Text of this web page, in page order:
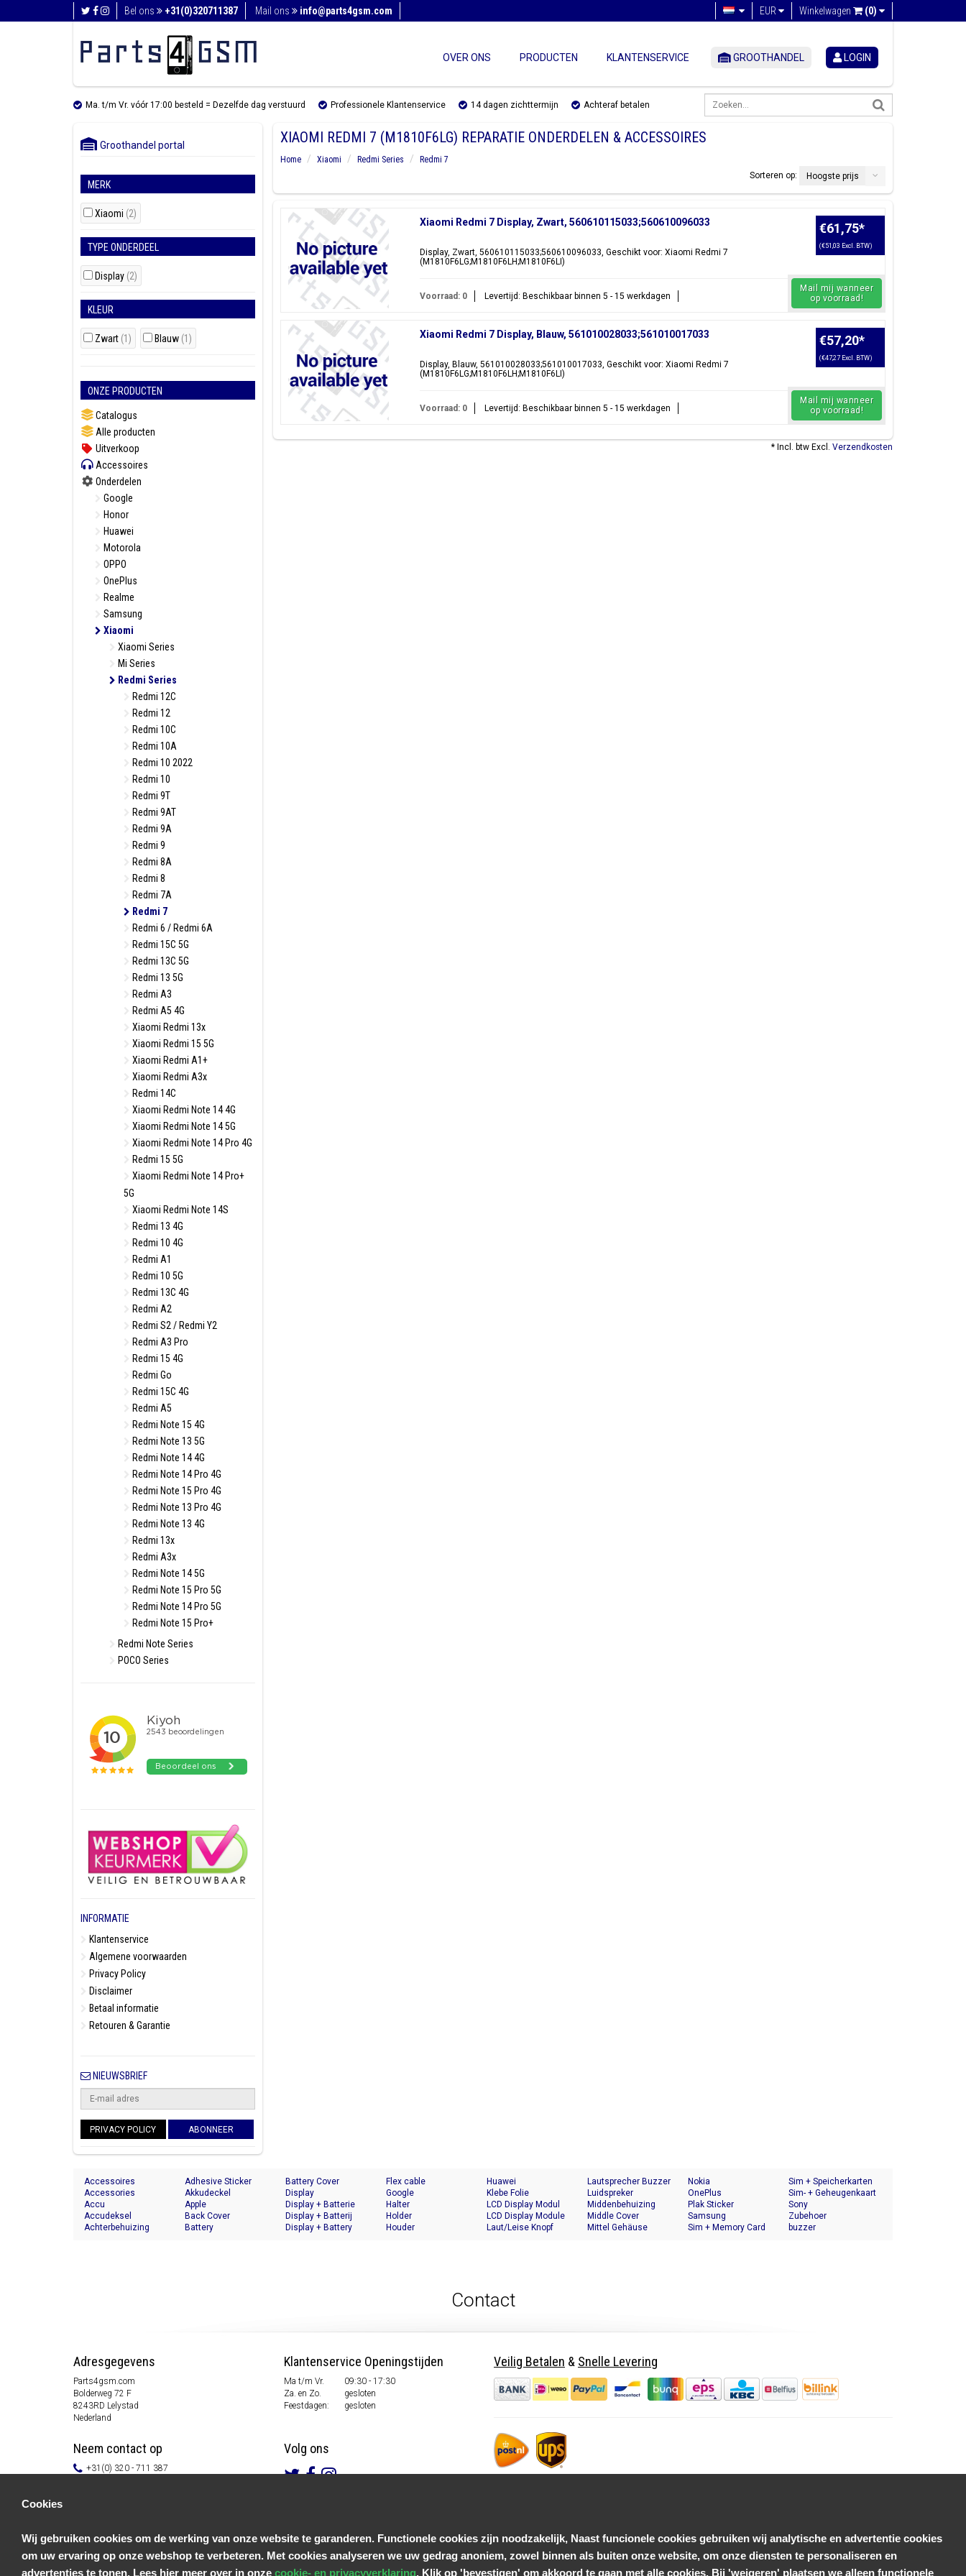
Bel ons +31(0)320711387 Mail ons info@parts4gsm.com Winkelwagen (0)
EUR
OVER ONS PRODUCTEN KLANTENSERVICE GROOTHANDEL LOGIN
Ma. t/m Vr. vóór 17:00 besteld = Dezelfde dag verstuurd Professionele Klantenservice 14 dagen zichttermijn Achteraf betalen
Groothandel portal
MERK
Xiaomi (2)
TYPE ONDERDEEL
Display (2)
KLEUR
Zwart (1) Blauw (1)
ONZE PRODUCTEN
Catalogus
Alle producten
Uitverkoop
Accessoires
Onderdelen
Google
Honor
Huawei
Motorola
OPPO
OnePlus
Realme
Samsung
Xiaomi
Xiaomi Series
Mi Series
Redmi Series
Redmi 12C
Redmi 12
Redmi 10C
Redmi 10A
Redmi 10 2022
Redmi 10
Redmi 9T
Redmi 9AT
Redmi 9A
Redmi 9
Redmi 8A
Redmi 8
Redmi 7A
Redmi 7
Redmi 6 / Redmi 6A
Redmi 15C 5G
Redmi 13C 5G
Redmi 13 5G
Redmi A3
Redmi A5 4G
Xiaomi Redmi 13x
Xiaomi Redmi 15 5G
Xiaomi Redmi A1+
Xiaomi Redmi A3x
Redmi 14C
Xiaomi Redmi Note 14 4G
Xiaomi Redmi Note 14 5G
Xiaomi Redmi Note 14 Pro 4G
Redmi 15 5G
Xiaomi Redmi Note 14 Pro+
5G
Xiaomi Redmi Note 14S
Redmi 13 4G
Redmi 10 4G
Redmi A1
Redmi 10 5G
Redmi 13C 4G
Redmi A2
Redmi S2 / Redmi Y2
Redmi A3 Pro
Redmi 15 4G
Redmi Go
Redmi 15C 4G
Redmi A5
Redmi Note 15 4G
Redmi Note 13 5G
Redmi Note 14 4G
Redmi Note 14 Pro 4G
Redmi Note 15 Pro 4G
Redmi Note 13 Pro 4G
Redmi Note 13 4G
Redmi 13x
Redmi A3x
Redmi Note 14 5G
Redmi Note 15 Pro 5G
Redmi Note 14 Pro 5G
Redmi Note 15 Pro+
Redmi Note Series
POCO Series
INFORMATIE
Klantenservice
Algemene voorwaarden
Privacy Policy
Disclaimer
Betaal informatie
Retouren & Garantie
NIEUWSBRIEF
PRIVACY POLICY ABONNEER
XIAOMI REDMI 7 (M1810F6LG) REPARATIE ONDERDELEN & ACCESSOIRES
Home Xiaomi Redmi Series
Redmi 7
Sorteren op:
Hoogste prijs
Xiaomi Redmi 7 Display, Zwart, 560610115033;560610096033
Display, Zwart, 560610115033;560610096033, Geschikt voor: Xiaomi Redmi 7
(M1810F6LG;M1810F6LH;M1810F6LI)
€61,75*
(€51,03 Excl. BTW)
Voorraad: 0 Levertijd: Beschikbaar binnen 5 - 15 werkdagen
Mail mij wanneer
op voorraad!
Xiaomi Redmi 7 Display, Blauw, 561010028033;561010017033
Display, Blauw, 561010028033;561010017033, Geschikt voor: Xiaomi Redmi 7
(M1810F6LG;M1810F6LH;M1810F6LI)
€57,20*
(€47,27 Excl. BTW)
Voorraad: 0 Levertijd: Beschikbaar binnen 5 - 15 werkdagen
Mail mij wanneer
op voorraad!
* Incl. btw Excl. Verzendkosten
Accessoires
Accessories
Accu
Accudeksel
Achterbehuizing
Adhesive Sticker
Akkudeckel
Apple
Back Cover
Battery
Battery Cover
Display
Display + Batterie
Display + Batterij
Display + Battery
Flex cable
Google
Halter
Holder
Houder
Huawei
Klebe Folie
LCD Display Modul
LCD Display Module
Laut/Leise Knopf
Lautsprecher Buzzer
Luidspreker
Middenbehuizing
Middle Cover
Mittel Gehäuse
Nokia
OnePlus
Plak Sticker
Samsung
Sim + Memory Card
Sim + Speicherkarten
Halter
Sim- + Geheugenkaart
Houder
Sony
Zubehoer
buzzer
Contact
Adresgegevens
Parts4gsm.com
Bolderweg 72 F
8243RD Lelystad
Nederland
Neem contact op
+31(0) 320 - 711 387
Klantenservice
Algemene voorwaarden
Privacy Policy
Klantenservice Openingstijden
Ma t/m Vr.
09:30 - 17:30
Za. en Zo.
gesloten
Feestdagen:
gesloten
Volg ons
Veilig Betalen & Snelle Levering
Cookies
Wij gebruiken cookies om de werking van onze website te garanderen. Functionele cookies zijn noodzakelijk, Naast funcionele cookies gebruiken wij analytische en advertentie cookies
om uw ervaring op onze webshop te verbeteren. Met cookies analyseren we uw gedrag anoniem, zowel binnen als buiten onze website, om onze diensten te personaliseren en
advertenties te tonen. Lees hier meer over in onze cookie- en privacyverklaring. Klik op 'bevestigen' om akkoord te gaan met alle cookies. Bij 'weigeren' plaatsen we alleen functionele